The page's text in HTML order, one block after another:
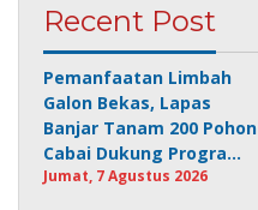
Recent Post
Pemanfaatan Limbah
Galon Bekas, Lapas
Banjar Tanam 200 Pohon
Cabai Dukung Progra…
Jumat, 7 Agustus 2026